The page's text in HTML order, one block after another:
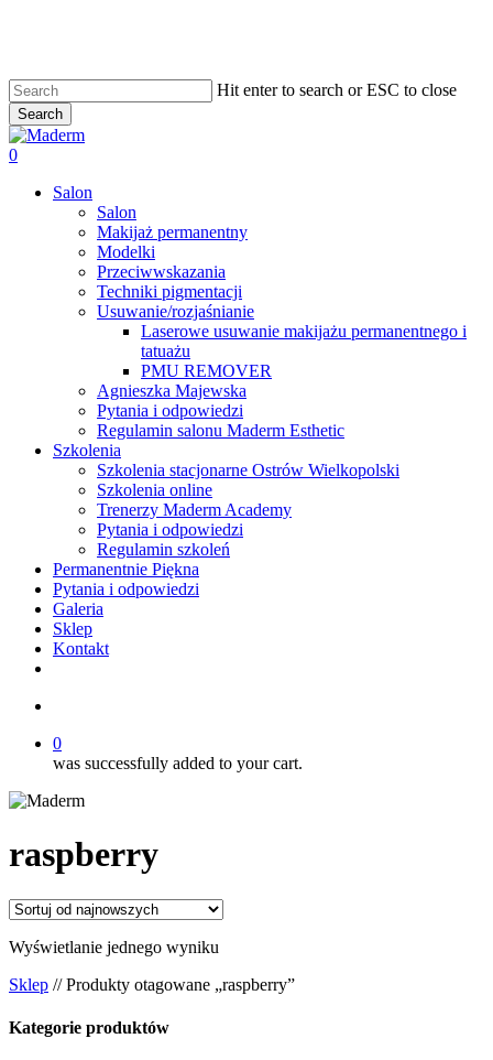
content
Hit enter to search or ESC to close
Search
Close
Search
search
0
Salon
Salon
Makijaż permanentny
Modelki
Przeciwwskazania
Techniki pigmentacji
Usuwanie/rozjaśnianie
Laserowe usuwanie makijażu permanentnego i
tatuażu
PMU REMOVER
Agnieszka Majewska
Pytania i odpowiedzi
Regulamin salonu Maderm Esthetic
Szkolenia
Szkolenia stacjonarne Ostrów Wielkopolski
Szkolenia online
Trenerzy Maderm Academy
Pytania i odpowiedzi
Regulamin szkoleń
Permanentnie Piękna
Pytania i odpowiedzi
Galeria
Sklep
Kontakt
0
was successfully added to your cart.
raspberry
Wyświetlanie jednego wyniku
Sklep // Produkty otagowane „raspberry”
Kategorie produktów